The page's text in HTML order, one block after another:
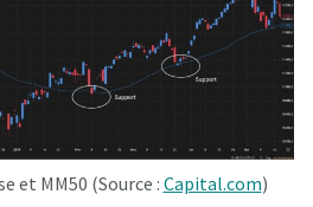
et MM50 (Source : Capital.com)